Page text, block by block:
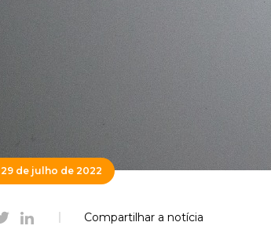
29 de julho de 2022
Compartilhar a notícia